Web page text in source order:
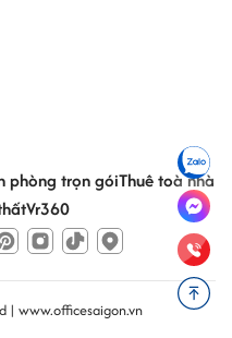
phòng trọn góiThuê toà nhà
Vr360
| www.officesaigon.vn